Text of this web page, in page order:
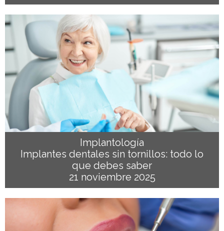
Implantología
Implantes dentales sin tornillos: todo lo
que debes saber
21 noviembre 2025